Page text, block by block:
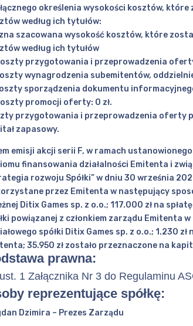
określenia wysokości kosztów,
według ich tytułów:
szacowana wysokość kosztów, które
według ich tytułów
przygotowania i przeprowadzenia
wynagrodzenia subemitentów,
sporządzenia dokumentu
promocji oferty: 0 zł.
przygotowania i przeprowadzenia oferty
zapasowy.
emisji akcji serii F, w ramach
finansowania działalności Emitenta i
rozwoju Spółki” w dniu 30 września
przez Emitenta w następujący
Ditix Games sp. z o.o.; 117.000 zł na
powiązanej z członkiem zarządu Emitenta
spółki Ditix Games sp. z o.o.; 1.230
35.950 zł zostało przeznaczone na
prawna:
1 Załącznika Nr 3 do Regulaminu
reprezentujące spółkę:
Dzimira – Prezes Zarządu